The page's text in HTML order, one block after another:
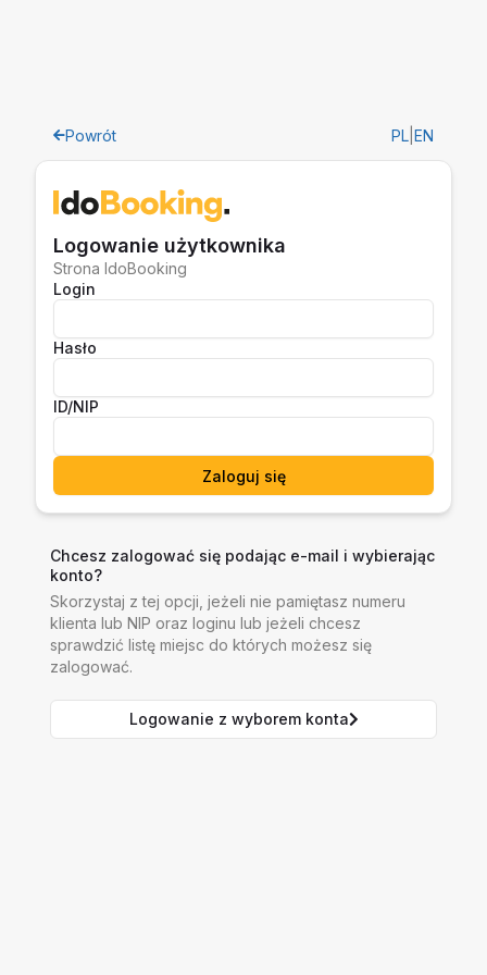
Powrót PL EN
Logowanie użytkownika
Strona IdoBooking
Login
Hasło
ID/NIP
Zaloguj się
Chcesz zalogować się podając e-mail i wybierając
konto?
Skorzystaj z tej opcji, jeżeli nie pamiętasz numeru
klienta lub NIP oraz loginu lub jeżeli chcesz
sprawdzić listę miejsc do których możesz się
zalogować.
Logowanie z wyborem konta